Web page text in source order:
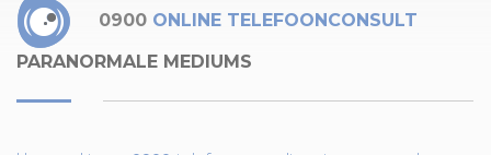
0900 ONLINE TELEFOONCONSULT
PARANORMALE MEDIUMS